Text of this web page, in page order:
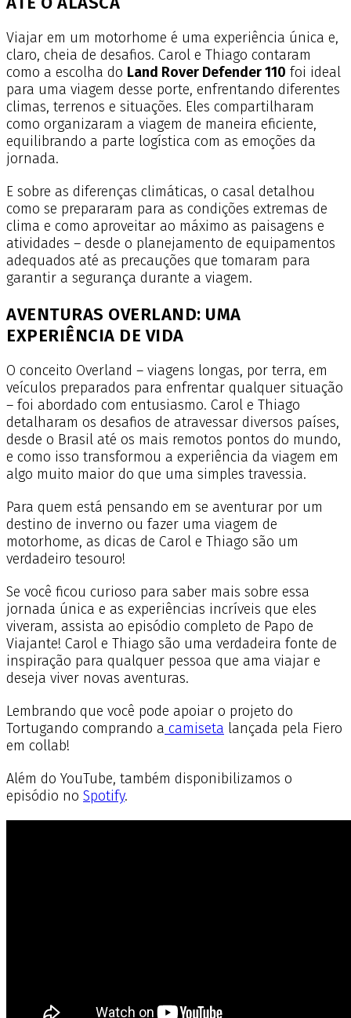
Viajar em um motorhome é uma experiência única e,
claro, cheia de desafios. Carol e Thiago contaram
como a escolha do Land Rover Defender 110 foi ideal
para uma viagem desse porte, enfrentando diferentes
climas, terrenos e situações. Eles compartilharam
como organizaram a viagem de maneira eficiente,
equilibrando a parte logística com as emoções da
jornada.
E sobre as diferenças climáticas, o casal detalhou
como se prepararam para as condições extremas de
clima e como aproveitar ao máximo as paisagens e
atividades – desde o planejamento de equipamentos
adequados até as precauções que tomaram para
garantir a segurança durante a viagem.
AVENTURAS OVERLAND: UMA
EXPERIÊNCIA DE VIDA
O conceito Overland – viagens longas, por terra, em
veículos preparados para enfrentar qualquer situação
– foi abordado com entusiasmo. Carol e Thiago
detalharam os desafios de atravessar diversos países,
desde o Brasil até os mais remotos pontos do mundo,
e como isso transformou a experiência da viagem em
algo muito maior do que uma simples travessia.
Para quem está pensando em se aventurar por um
destino de inverno ou fazer uma viagem de
motorhome, as dicas de Carol e Thiago são um
verdadeiro tesouro!
Se você ficou curioso para saber mais sobre essa
jornada única e as experiências incríveis que eles
viveram, assista ao episódio completo de Papo de
Viajante! Carol e Thiago são uma verdadeira fonte de
inspiração para qualquer pessoa que ama viajar e
deseja viver novas aventuras.
Lembrando que você pode apoiar o projeto do
Tortugando comprando a camiseta lançada pela Fiero
em collab!
Além do YouTube, também disponibilizamos o
episódio no Spotify.